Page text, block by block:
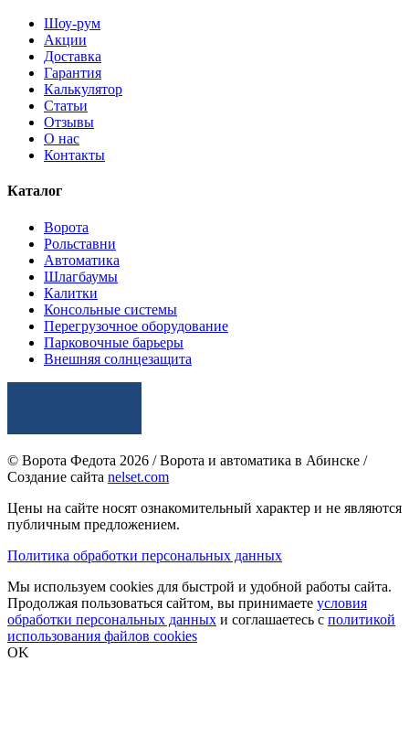
Шоу-рум
Акции
Доставка
Гарантия
Калькулятор
Статьи
Отзывы
О нас
Контакты
Каталог
Ворота
Рольставни
Автоматика
Шлагбаумы
Калитки
Консольные системы
Перегрузочное оборудование
Парковочные барьеры
Внешняя солнцезащита
© Ворота Федота 2026 / Ворота и автоматика в Абинске /
Создание сайта nelset.com
Цены на сайте носят ознакомительный характер и не являются
публичным предложением.
Политика обработки персональных данных
Мы используем cookies для быстрой и удобной работы сайта.
Продолжая пользоваться сайтом, вы принимаете условия
обработки персональных данных и соглашаетесь с политикой
использования файлов cookies
OK